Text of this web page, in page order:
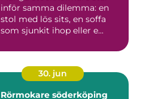
inför samma dilemma: en
stol med lös sits, en soffa
som sjunkit ihop eller e...
30. jun
Rörmokare söderköping